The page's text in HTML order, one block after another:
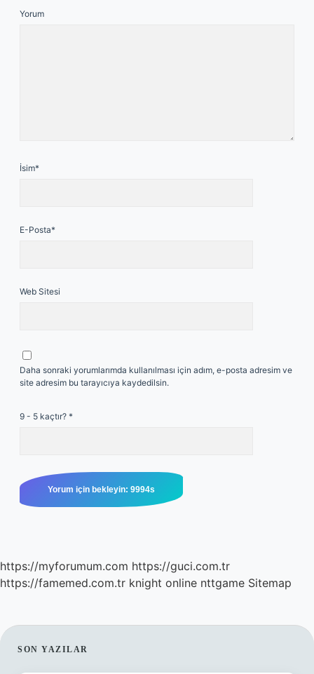
Yorum
İsim*
E-Posta*
Web Sitesi
Daha sonraki yorumlarımda kullanılması için adım, e-posta adresim ve
site adresim bu tarayıcıya kaydedilsin.
9 - 5 kaçtır? *
https://myforumum.com https://guci.com.tr
https://famemed.com.tr knight online nttgame Sitemap
SIDEBAR
SON YAZILAR